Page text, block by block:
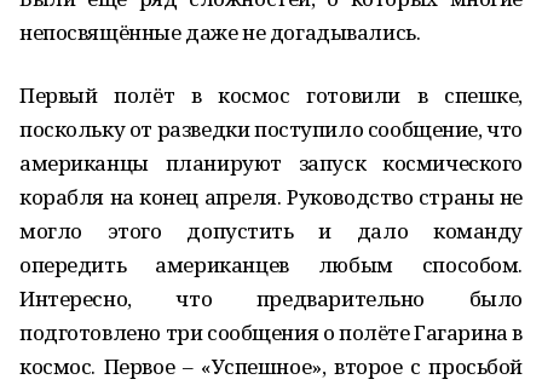
непосвящённые даже не догадывались.
Первый полёт в космос готовили в спешке,
поскольку от разведки поступило сообщение, что
американцы планируют запуск космического
корабля на конец апреля. Руководство страны не
могло этого допустить и дало команду
опередить американцев любым способом.
Интересно, что предварительно было
подготовлено три сообщения о полёте Гагарина в
космос. Первое – «Успешное», второе с просьбой